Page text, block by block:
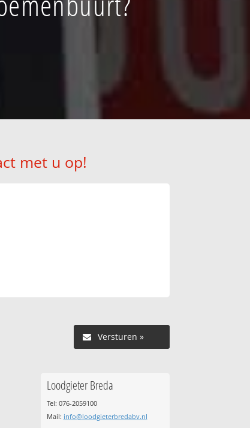
met u op!
Versturen »
Loodgieter Breda
Tel: 076-2059100
Mail: info@loodgieterbredabv.nl